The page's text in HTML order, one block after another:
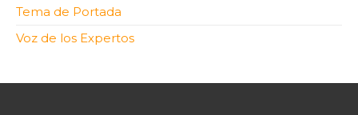
Tema de Portada
Voz de los Expertos